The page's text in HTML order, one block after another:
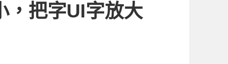
把字UI字放大